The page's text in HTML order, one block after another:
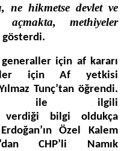
ne hikmetse devlet ve
methiyeler
için af kararı
için Af yetkisi
Tunç’tan öğrendi.
ile ilgili
verdiği bilgi oldukça
Özel Kalem
CHP’li Namık